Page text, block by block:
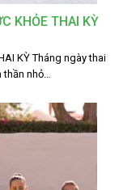
KHỎE THAI KỲ
KỲ Tháng ngày thai
nhỏ…